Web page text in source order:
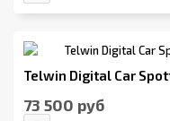
Telwin Digital Car
73 500 руб